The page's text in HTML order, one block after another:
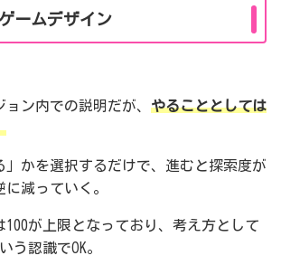
ームデザイン
ン内での説明だが、 やることとしては
」かを選択するだけで、進むと探索度が
に減っていく。
100が上限となっており、考え方として
う認識でOK。